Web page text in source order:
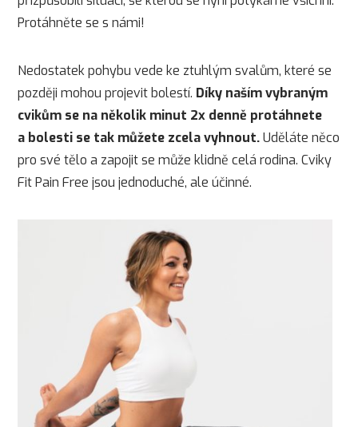
Protáhněte se s námi!
Nedostatek pohybu vede ke ztuhlým svalům, které se
později mohou projevit bolestí. Díky naším vybraným
cvikům se na několik minut 2x denně protáhnete
a bolesti se tak můžete zcela vyhnout.Uděláte něco
pro své tělo a zapojit se může klidně celá rodina. Cviky
Fit Pain Free jsou jednoduché, ale účinné.